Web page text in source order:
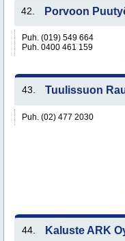
42. Porvoon
Puh. (019) 549 664
Puh. 0400 461 159
43. Tuulissuon
Puh. (02) 477 2030
44. Kaluste ARK